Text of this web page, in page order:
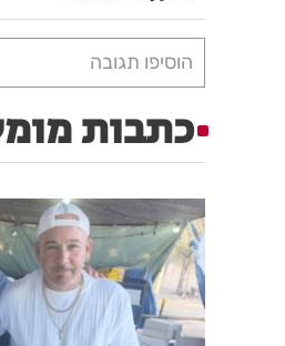
הוסיפו תגובה
כתבות